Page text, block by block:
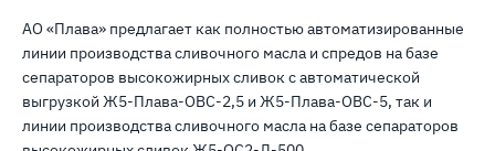
АО «Плава» предлагает как полностью автоматизированные
линии производства сливочного масла и спредов на базе
сепараторов высокожирных сливок с автоматической
выгрузкой Ж5-Плава-ОВС-2,5 и Ж5-Плава-ОВС-5, так и
линии производства сливочного масла на базе сепараторов